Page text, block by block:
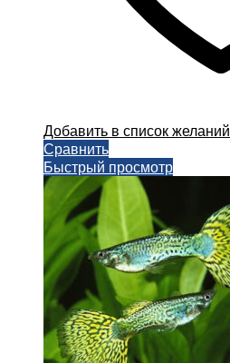
Добавить в список желаний
Сравнить
Быстрый просмотр